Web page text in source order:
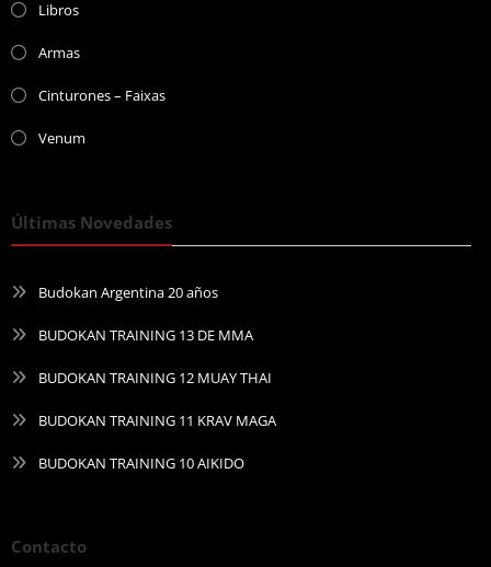
Libros
Armas
Cinturones – Faixas
Venum
Últimas Novedades
Budokan Argentina 20 años
BUDOKAN TRAINING 13 DE MMA
BUDOKAN TRAINING 12 MUAY THAI
BUDOKAN TRAINING 11 KRAV MAGA
BUDOKAN TRAINING 10 AIKIDO
Contacto